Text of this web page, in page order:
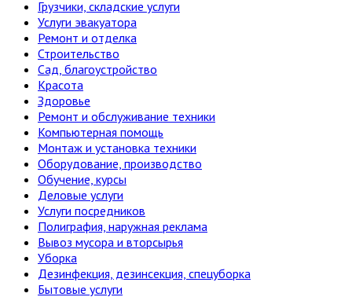
Грузчики, складские услуги
Услуги эвакуатора
Ремонт и отделка
Строительство
Сад, благоустройство
Красота
Здоровье
Ремонт и обслуживание техники
Компьютерная помощь
Монтаж и установка техники
Оборудование, производство
Обучение, курсы
Деловые услуги
Услуги посредников
Полиграфия, наружная реклама
Вывоз мусора и вторсырья
Уборка
Дезинфекция, дезинсекция, спецуборка
Бытовые услуги